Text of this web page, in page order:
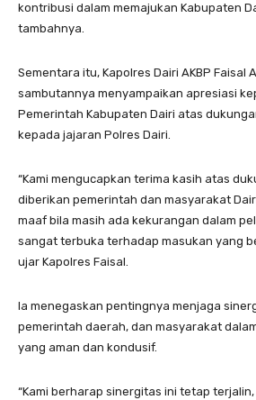
kontribusi dalam memajukan Kabupaten
tambahnya.
Sementara itu, Kapolres Dairi AKBP Faisal
sambutannya menyampaikan apresiasi
Pemerintah Kabupaten Dairi atas
kepada jajaran Polres Dairi.
“Kami mengucapkan terima kasih atas
diberikan pemerintah dan masyarakat
maaf bila masih ada kekurangan dalam
sangat terbuka terhadap masukan yang
ujar Kapolres Faisal.
Ia menegaskan pentingnya menjaga
pemerintah daerah, dan masyarakat
yang aman dan kondusif.
“Kami berharap sinergitas ini tetap